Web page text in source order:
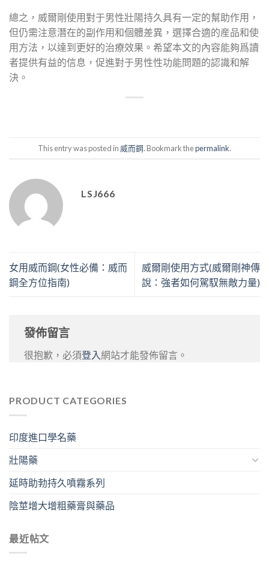
總之，威爾剛使用對于男性壯陽持久具有一定的幫助作用，
但仍需注意潛在的副作用和個體差異，選擇合適的産品和使
用方法，以達到更好的治療效果。希望本文的內容能夠爲讀
者提供有益的信息，促進對于男性性功能問題的認識和解
決。
This entry was posted in 威而鋼. Bookmark thepermalink.
LSJ666
女用威而鋼(女性必備：威而
鋼全方位指南)
威爾剛使用方式(威爾剛神傳
說：強者如何駕馭無敵力量)
發佈留言
很抱歉，必須登入網站才能發佈留言。
PRODUCT CATEGORIES
印度進口學名藥
壯陽藥
延時助勃持久噴霧系列
陰莖增大增粗藥膏與藥品
最近帖文